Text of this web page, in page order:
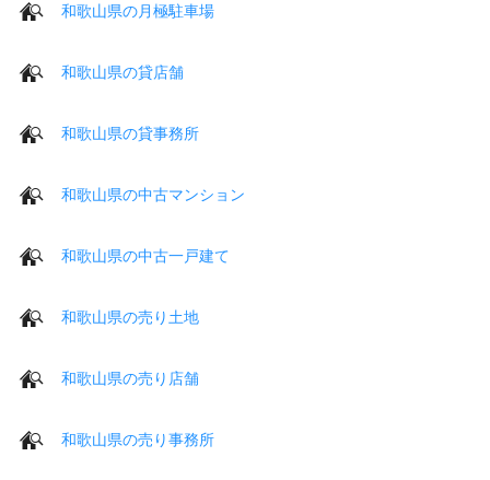
和歌山県の月極駐車場
和歌山県の貸店舗
和歌山県の貸事務所
和歌山県の中古マンション
和歌山県の中古一戸建て
和歌山県の売り土地
和歌山県の売り店舗
和歌山県の売り事務所